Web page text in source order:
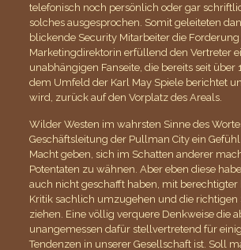
telefonisch noch persönlich oder gar
solches ausgesprochen. Somit geleiteten
blickende Security Mitarbeiter die
Marketingdirektorin erfüllend den Vertreter
unabhängigen Fanseite, die bereits seit über
dem Umfeld der Karl May Spiele berichtet
wird, zurück auf den Vorplatz des Areals.
Wilder Westen im wahrsten Sinne des
Geschäftsleitung der Pullman City ein
Macht geben, sich im Schatten anderer
Potentaten zu wähnen. Aber eben diese
auch nicht geschafft haben, mit berechtigter
Kritik sachlich umzugehen und die richtigen
ziehen. Eine völlig verquere Denkweise die
unangemessen dafür stellvertretend für
Tendenzen in unserer Gesellschaft ist. Soll